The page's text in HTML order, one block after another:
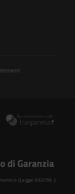
(Legge 662/96 )